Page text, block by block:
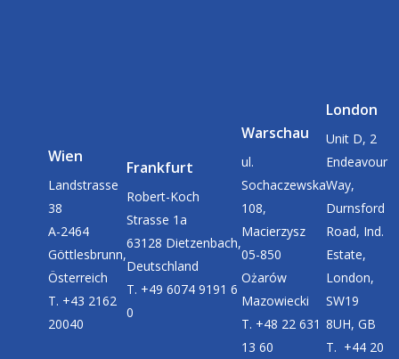
Wien
Landstrasse
38
A-2464
Göttlesbrunn,
Österreich
T. +43 2162
20040
Frankfurt
Robert-Koch
Strasse 1a
63128 Dietzenbach,
Deutschland
T. +49 6074 9191 6
0
Warschau
ul.
Sochaczewska
108,
Macierzysz
05-850
Ożarów
Mazowiecki
T. +48 22 631
13 60
London
Unit D, 2
Endeavour
Way,
Durnsford
Road, Ind.
Estate,
London,
SW19
8UH, GB
T. +44 20